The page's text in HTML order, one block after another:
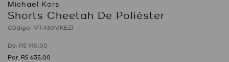
Shorts Cheetah De Poliéster
: MT430MKEZ1
R$ 910 00
R$ 63500